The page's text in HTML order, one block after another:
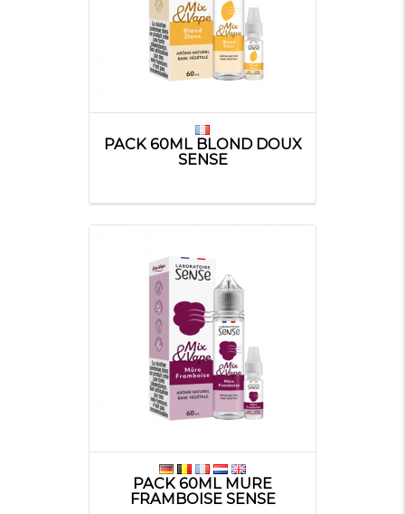
PACK 60ML BLOND DOUX
SENSE
PACK 60ML MURE
FRAMBOISE SENSE